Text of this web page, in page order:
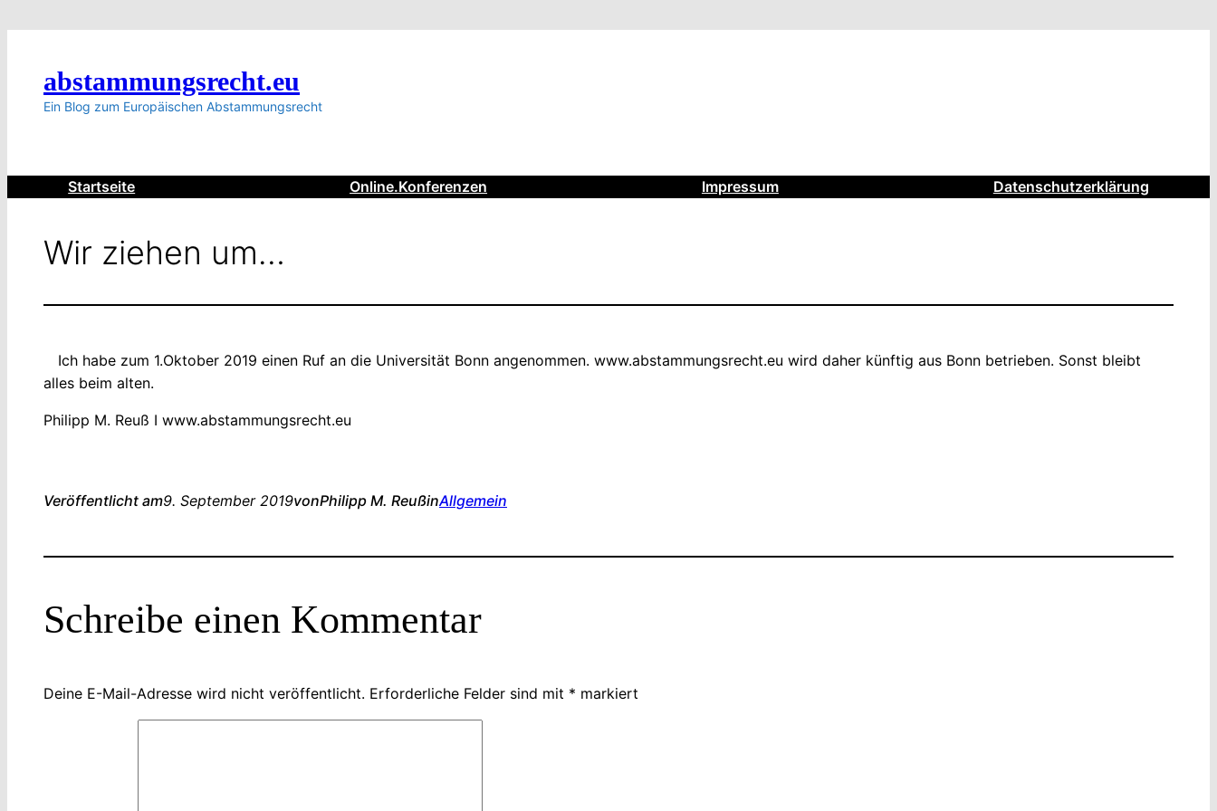
abstammungsrecht.eu
Ein Blog zum Europäischen Abstammungsrecht
Startseite Online.Konferenzen Impressum Datenschutzerklärung
Wir ziehen um…
Ich habe zum 1.Oktober 2019 einen Ruf an die Universität Bonn angenommen. www.abstammungsrecht.eu wird daher künftig aus Bonn betrieben. Sonst bleibt
alles beim alten.
Philipp M. Reuß I www.abstammungsrecht.eu
Veröffentlicht am9. September 2019vonPhilipp M. ReußinAllgemein
Schreibe einen Kommentar
Deine E-Mail-Adresse wird nicht veröffentlicht. Erforderliche Felder sind mit * markiert